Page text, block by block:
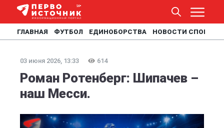
ГЛАВНАЯ ФУТБОЛ ЕДИНОБОРСТВА НОВОСТИ СПОРТА
03 июня 2026, 13:33 614
Роман Ротенберг: Шипачев –
наш Месси.